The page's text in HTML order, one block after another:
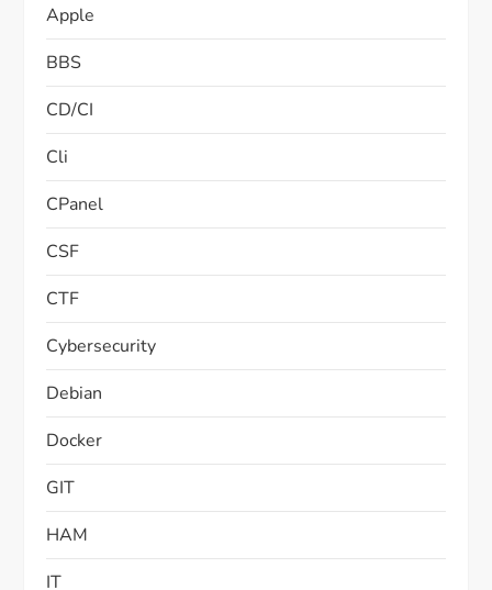
Apple
BBS
CD/CI
Cli
CPanel
CSF
CTF
Cybersecurity
Debian
Docker
GIT
HAM
IT